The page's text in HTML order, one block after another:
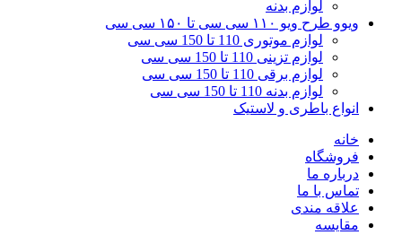
لوازم بدنه
ویوو طرح ویو ۱۱۰ سی سی تا ۱۵۰ سی سی
لوازم موتوری 110 تا 150 سی سی
لوازم تزینی 110 تا 150 سی سی
لوازم برقی 110 تا 150 سی سی
لوازم بدنه 110 تا 150 سی سی
انواع باطری و لاستیک
خانه
فروشگاه
درباره ما
تماس با ما
علاقه مندی
مقایسه